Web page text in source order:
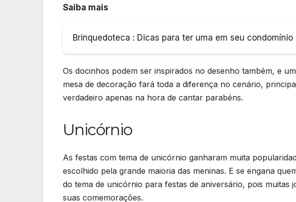
Saiba mais
Brinquedoteca : Dicas para ter uma em seu condomínio
Os docinhos podem ser inspirados no desenho também, e um
mesa de decoração fará toda a diferença no cenário,
verdadeiro apenas na hora de cantar parabéns.
Unicórnio
As festas com tema de unicórnio ganharam muita
escolhido pela grande maioria das meninas. E se engana
do tema de unicórnio para festas de aniversário, pois muitas
suas comemorações.